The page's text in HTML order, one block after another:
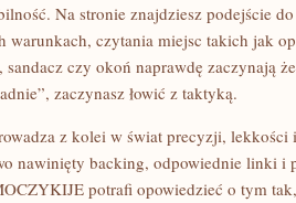
Na stronie znajdziesz podejście
warunkach, czytania miejsc takich jak
czy okoń naprawdę zaczynają
zaczynasz łowić z taktyką.
z kolei w świat precyzji,
nawinięty backing, odpowiednie linki i
potrafi opowiedzieć o tym